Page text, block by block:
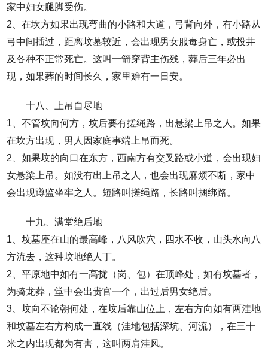
家中妇女腿脚受伤。
2、在坎方如果出现弯曲的小路和大道，弓背向外，有小路从
弓中间插过，距离坟墓较近，会出现男女服毒身亡，或投井
及各种不正常死亡。这叫一箭穿背主伤残，葬后三年必出
现，如果葬的时间长久，家里难有一日安。
十八、上吊自尽地
1、不管坟向何方，坟后要有搓绳路，出悬梁上吊之人。如果
在坎方出现，男人因家庭事端上吊而死。
2、如果坟的向口在东方，西南方有交叉路或小道，会出现妇
女悬梁上吊。如没有出上吊之人，也会出现麻烦不断，家中
会出现蹲监坐牢之人。短路叫搓绳路，长路叫捆绑路。
十九、满堂绝后地
1、坟墓座在山的最高峰，八风吹穴，四水不收，山头水向八
方流去，这种坟地绝人丁。
2、平原地中如有一高拢（岗、包）在顶峰处，如有坟墓者，
为骑龙葬，堂中会出贵官一个，出过后男女绝后。
3、坟向不论朝何处，在坟后靠山位上，左右方向如有两洼地
和坟墓左右方构成一直线（洼地包括深坑、河流），在三十
米之内出现都为有害，这叫两肩洼风。